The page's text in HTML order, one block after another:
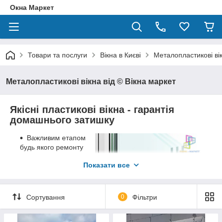
Окна Маркет
Товари та послуги Вікна в Києві Металопластикові
Металопластикові вікна від © Вікна маркет
Якісні пластикові вікна - гарантія
домашнього затишку
Важливим етапом
будь якого ремонту
встановлення вікон.
конструкції зберігають
максимально тепло в
холодну морозну зиму,
Показати все
Сортування 0 Фільтри